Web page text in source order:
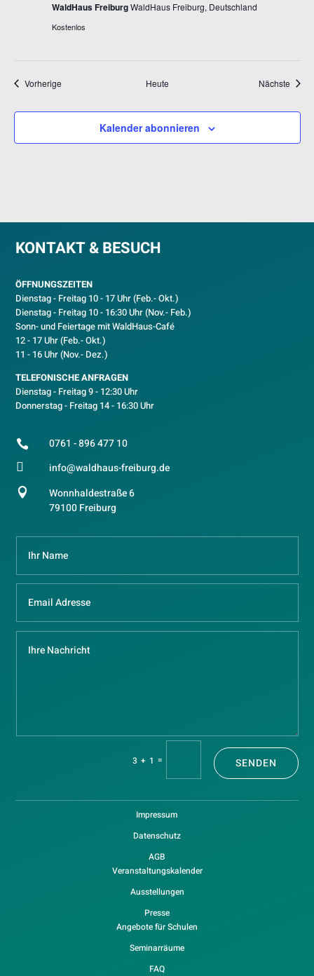
WaldHaus FreiburgWaldHaus Freiburg, Deutschland
Kostenlos
VorherigeVeranstaltungen Heute Nächste
Kalender abonnieren
KONTAKT & BESUCH
ÖFFNUNGSZEITEN
Dienstag - Freitag 10 - 17 Uhr (Feb.- Okt.)
Dienstag - Freitag 10 - 16:30 Uhr (Nov.- Feb.)
Sonn- und Feiertage mit WaldHaus-Café
12 - 17 Uhr (Feb.- Okt.)
11 - 16 Uhr (Nov.- Dez.)
TELEFONISCHE ANFRAGEN
Dienstag - Freitag 9 - 12:30 Uhr
Donnerstag - Freitag 14 - 16:30 Uhr
 0761 - 896 477 10
 info@waldhaus-freiburg.de

Wonnhaldestraße 6
79100 Freiburg
3 + 1 = SENDEN
Impressum
Datenschutz
AGB
Veranstaltungskalender
Ausstellungen
Presse
Angebote für Schulen
Seminarräume
FAQ